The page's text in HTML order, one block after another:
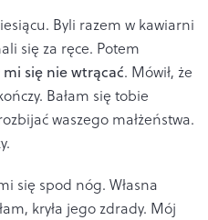
Byli razem w kawiarni
się za ręce. Potem
mi się nie wtrącać. Mówił, że
Bałam się tobie
waszego małżeństwa.
się spod nóg. Własna
kryła jego zdrady. Mój